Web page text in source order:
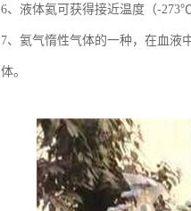
6、液体氦可获得接近温度（-
7、氦气惰性气体的一种，在血液
体。